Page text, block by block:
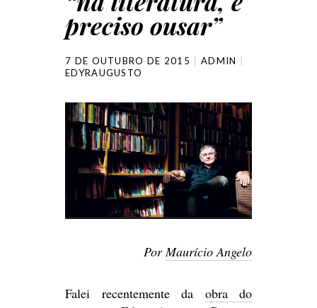
preciso ousar”
7 DE OUTUBRO DE 2015
ADMIN
EDYRAUGUSTO
PorMaurício Angelo
Falei recentemente da obra do